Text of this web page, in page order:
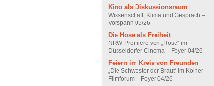
Kino als Diskussionsraum
Wissenschaft, Klima und Gespräch –
Vorspann 05/26
Die Hose als Freiheit
NRW-Premiere von „Rose“ im
Düsseldorfer Cinema – Foyer 04/26
Feiern im Kreis von Freunden
„Die Schwester der Braut“ im Kölner
Filmforum – Foyer 04/26